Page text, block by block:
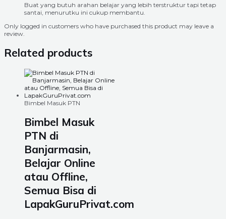
Buat yang butuh arahan belajar yang lebih terstruktur tapi tetap
santai, menurutku ini cukup membantu.
Only logged in customers who have purchased this product may leave a
review.
Related products
Bimbel Masuk PTN
Bimbel Masuk
PTN di
Banjarmasin,
Belajar Online
atau Offline,
Semua Bisa di
LapakGuruPrivat.com